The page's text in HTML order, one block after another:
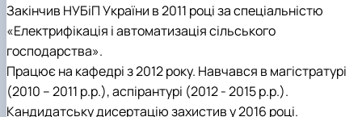
Закінчив НУБіП України в 2011 році за спеціальністю
«Електрифікація і автоматизація сільського
господарства».
Працює на кафедрі з 2012 року. Навчався в магістратурі
(2010 – 2011 р.р.), аспірантурі (2012 - 2015 р.р.).
Кандидатську дисертацію захистив у 2016 році.